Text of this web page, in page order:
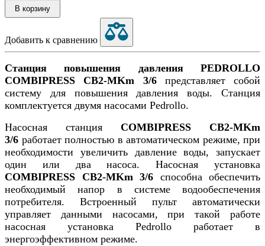
В корзину
Добавить к сравнению
Станция повышения давления PEDROLLO
COMBIPRESS CB2-MKm 3/6представляет собой
систему для повышения давления воды. Станция
комплектуется двумя насосами Pedrollo.
Насосная станция COMBIPRESS CB2-MKm
3/6 работает полностью в автоматическом режиме, при
необходимости увеличить давление воды, запускает
один или два насоса. Насосная установка
COMBIPRESS CB2-MKm 3/6 способна обеспечить
необходимый напор в системе водообеспечения
потребителя. Встроенный пульт автоматически
управляет данными насосами, при такой работе
насосная установка Pedrollo работает в
энергоэффективном режиме.